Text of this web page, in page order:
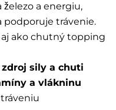
a energiu,
podporuje trávenie.
ako chutný topping
zdroj sily a chuti
a vlákninu